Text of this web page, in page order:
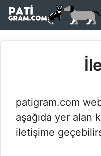
İçeriğe
atla
patigram.com
aşağıda yer alan
iletişime